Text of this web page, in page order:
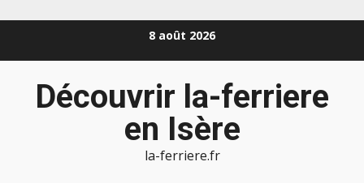
8 août 2026
Découvrir la-ferriere
en Isère
la-ferriere.fr